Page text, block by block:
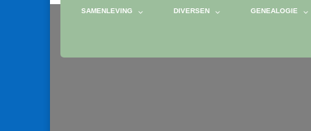
SAMENLEVING DIVERSEN GENEALOGIE